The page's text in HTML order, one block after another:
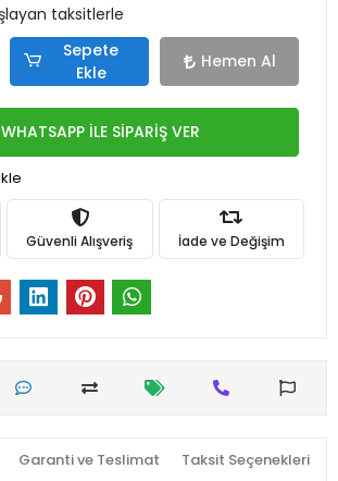
taksitlerle
Sepete
Ekle
Hemen Al
WHATSAPP İLE SİPARİŞ VER
Güvenli Alışveriş İade ve Değişim
Garanti ve Teslimat Taksit Seçenekleri